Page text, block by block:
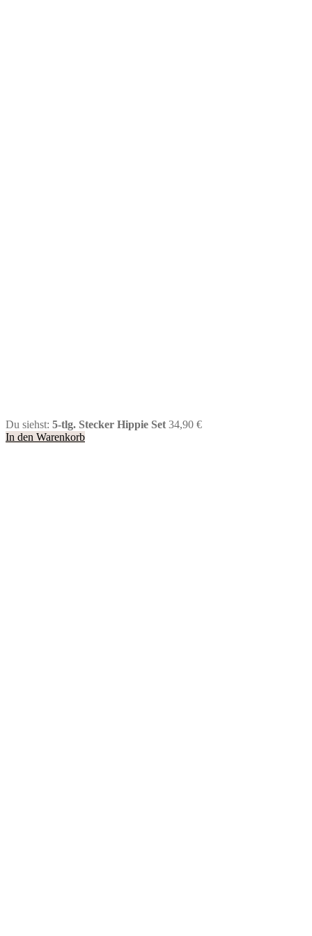
Du siehst: 5-tlg. Stecker Hippie Set 34,90 €
In den Warenkorb